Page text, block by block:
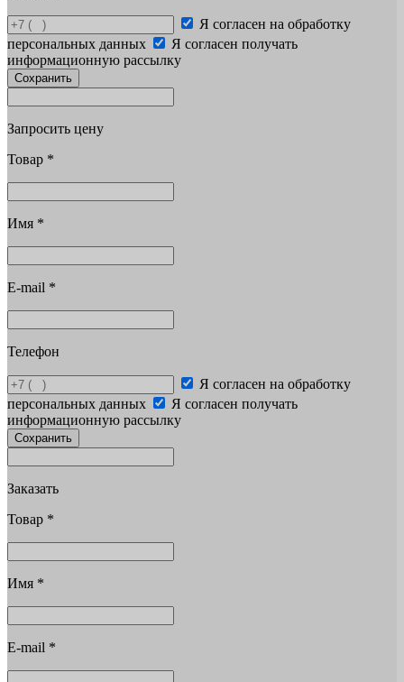
Я согласен на обработку
персональных данных
Я согласен получать
информационную рассылку
Сохранить
Запросить цену
Товар *
Имя *
E-mail *
Телефон
Я согласен на обработку
персональных данных
Я согласен получать
информационную рассылку
Сохранить
Заказать
Товар *
Имя *
E-mail *